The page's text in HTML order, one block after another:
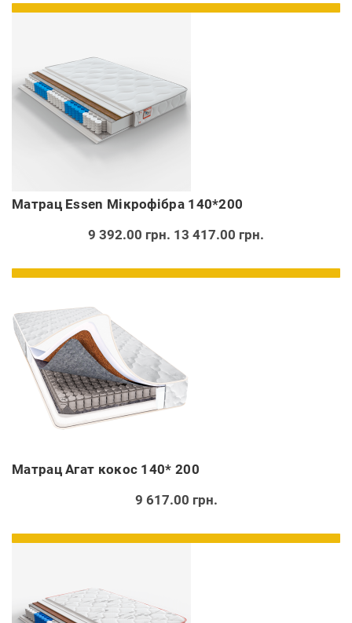
Матрац Essen Мікрофібра 140*200
9 392.00 грн. 13 417.00 грн.
Матрац Агат кокос 140* 200
9 617.00 грн.